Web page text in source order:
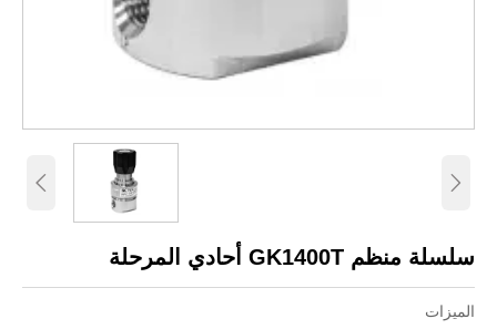
 
سلسلة منظم GK1400T أحادي المرحلة
الميزات